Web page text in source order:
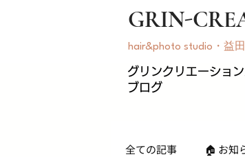
GRIN-
hair&photo studio・益
グリンクリエーショ
ブログ
全ての記事 🏠 お知